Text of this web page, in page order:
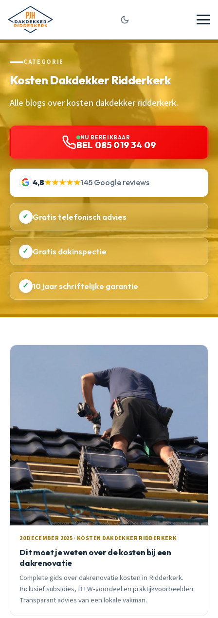
CATEGORIE
Kosten Dakdekker Ridderkerk
Alle blogs over kosten dakdekker ridderkerk.
NU BEREIKBAAR
BEL 085 019 34 09
4,8★★★★★145 Google reviews
✓ Gratis telefonisch advies
✓ Gratis dakinspectie
✓ 10 jaar schriftelijke garantie
20 DECEMBER 2025 · KOSTEN DAKDEKKER RIDDERKERK
Dit moet je weten over de kosten bij een
dakrenovatie
Complete gids over dakrenovatie kosten in Ridderkerk.
Inclusief subsidies, BTW-voordeel en praktijkvoorbeelden.
Transparant advies van een lokale vakman.